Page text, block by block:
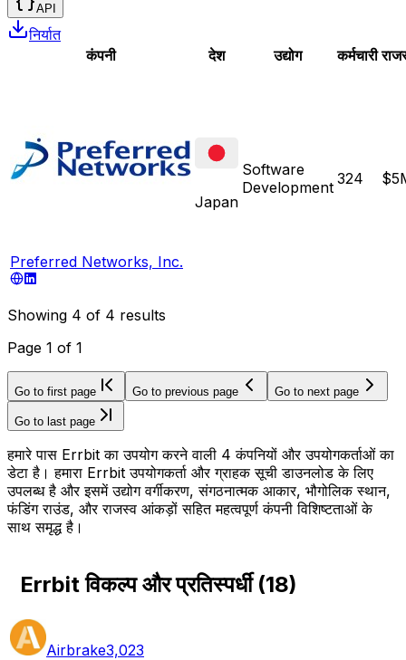
API
निर्यात
कंपनी
देश उद्योग कर्मचारी
Preferred Networks, Inc.
Japan
Software
Development 324
Showing 4 of 4 results
Page 1 of 1
Go to first page Go to previous page Go to next page
Go to last page
हमारे पास Errbit का उपयोग करने वाली 4 कंपनियों और उपयोगकर्ताओं का
डेटा है। हमारा Errbit उपयोगकर्ता और ग्राहक सूची डाउनलोड के लिए
उपलब्ध है और इसमें उद्योग वर्गीकरण, संगठनात्मक आकार, भौगोलिक स्थान,
फंडिंग राउंड, और राजस्व आंकड़ों सहित महत्वपूर्ण कंपनी विशिष्टताओं के
साथ समृद्ध है।
Errbit विकल्प और प्रतिस्पर्धी(18)
Airbrake3,023